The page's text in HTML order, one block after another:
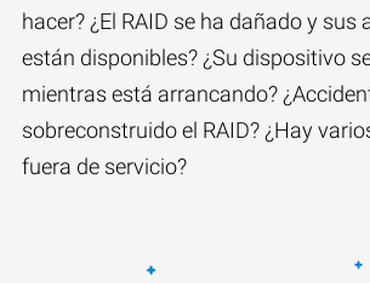
hacer? ¿El RAID se ha dañado y sus
están disponibles? ¿Su dispositivo
mientras está arrancando?
sobreconstruido el RAID? ¿Hay
fuera de servicio?